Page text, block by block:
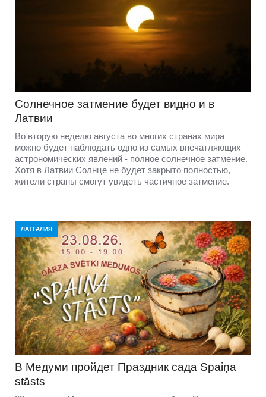
Солнечное затмение будет видно и в
Латвии
Во вторую неделю августа во многих странах мира
можно будет наблюдать одно из самых впечатляющих
астрономических явлений - полное солнечное затмение.
Хотя в Латвии Солнце не будет закрыто полностью,
жители страны смогут увидеть частичное затмение.
ЛАТГАЛИЯ
В Медуми пройдет Праздник сада Spaiņa
stāsts